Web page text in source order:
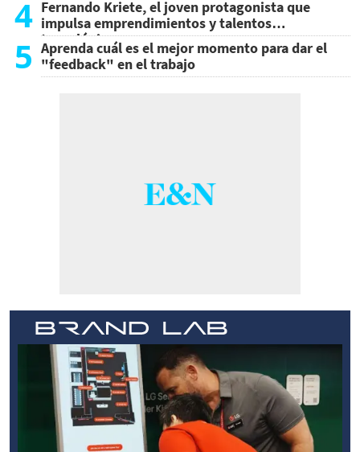
4 Fernando Kriete, el joven protagonista que
impulsa emprendimientos y talentos
tecnológicos
5 Aprenda cuál es el mejor momento para dar el
"feedback" en el trabajo